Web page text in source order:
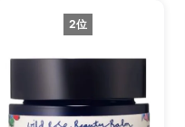
2位